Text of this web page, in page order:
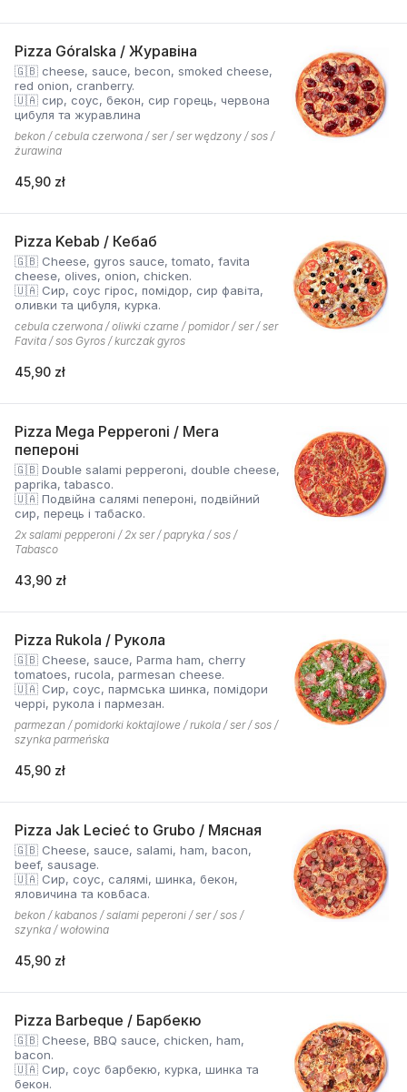
Pizza Góralska / Журавіна
🇬🇧 cheese, sauce, becon, smoked cheese,
red onion, cranberry.
🇺🇦 сир, соус, бекон, сир горець, червона
цибуля та журавлина
bekon / cebula czerwona / ser / ser wędzony / sos /
żurawina
45,90 zł
Pizza Kebab / Кебаб
🇬🇧 Cheese, gyros sauce, tomato, favita
cheese, olives, onion, chicken.
🇺🇦 Сир, соус гірос, помідор, сир фавіта,
оливки та цибуля, курка.
cebula czerwona / oliwki czarne / pomidor / ser / ser
Favita / sos Gyros / kurczak gyros
45,90 zł
Pizza Mega Pepperoni / Мега
пепероні
🇬🇧 Double salami pepperoni, double cheese,
paprika, tabasco.
🇺🇦 Подвійна салямі пепероні, подвійний
сир, перець і табаско.
2x salami pepperoni / 2x ser / papryka / sos /
Tabasco
43,90 zł
Pizza Rukola / Рукола
🇬🇧 Cheese, sauce, Parma ham, cherry
tomatoes, rucola, parmesan cheese.
🇺🇦 Сир, соус, пармська шинка, помідори
черрі, рукола і пармезан.
parmezan / pomidorki koktajlowe / rukola / ser / sos /
szynka parmeńska
45,90 zł
Pizza Jak Lecieć to Grubo / Мясная
🇬🇧 Cheese, sauce, salami, ham, bacon,
beef, sausage.
🇺🇦 Сир, соус, салямі, шинка, бекон,
яловичина та ковбаса.
bekon / kabanos / salami peperoni / ser / sos /
szynka / wołowina
45,90 zł
Pizza Barbeque / Барбекю
🇬🇧 Cheese, BBQ sauce, chicken, ham,
bacon.
🇺🇦 Сир, соус барбекю, курка, шинка та
бекон.